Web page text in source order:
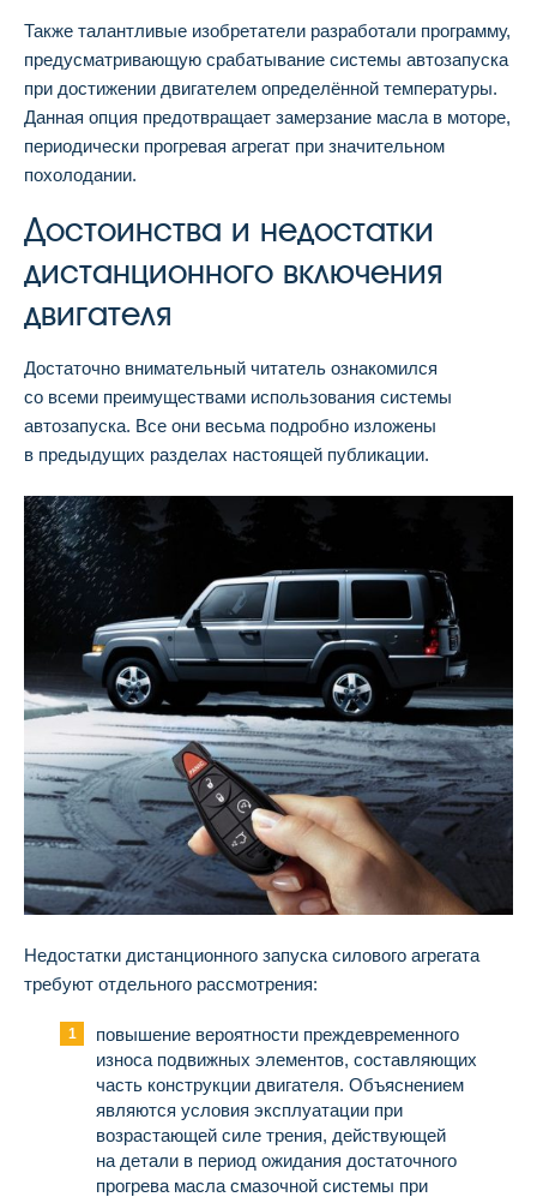
Также талантливые изобретатели разработали программу,
предусматривающую срабатывание системы автозапуска
при достижении двигателем определённой температуры.
Данная опция предотвращает замерзание масла в моторе,
периодически прогревая агрегат при значительном
похолодании.
Достоинства и недостатки
дистанционного включения
двигателя
Достаточно внимательный читатель ознакомился
со всеми преимуществами использования системы
автозапуска. Все они весьма подробно изложены
в предыдущих разделах настоящей публикации.
Недостатки дистанционного запуска силового агрегата
требуют отдельного рассмотрения:
повышение вероятности преждевременного
износа подвижных элементов, составляющих
часть конструкции двигателя. Объяснением
являются условия эксплуатации при
возрастающей силе трения, действующей
на детали в период ожидания достаточного
прогрева масла смазочной системы при